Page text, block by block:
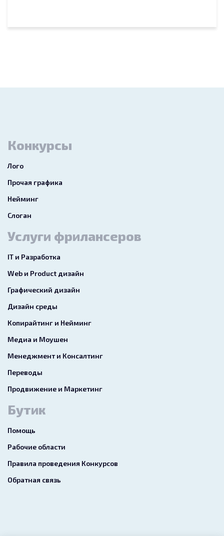
Конкурсы
Лого
Прочая графика
Нейминг
Слоган
Услуги фрилансеров
IT и Разработка
Web и Product дизайн
Графический дизайн
Дизайн среды
Копирайтинг и Нейминг
Медиа и Моушен
Менеджмент и Консалтинг
Переводы
Продвижение и Маркетинг
Бутик
Помощь
Рабочие области
Правила проведения Конкурсов
Обратная связь